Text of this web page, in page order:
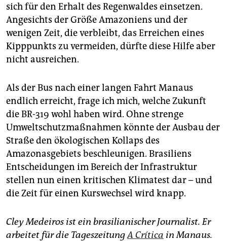
sich für den Erhalt des Regenwaldes einsetzen.
Angesichts der Größe Amazoniens und der
wenigen Zeit, die verbleibt, das Erreichen eines
Kipppunkts zu vermeiden, dürfte diese Hilfe aber
nicht ausreichen.
Als der Bus nach einer langen Fahrt Manaus
endlich erreicht, frage ich mich, welche Zukunft
die BR-319 wohl haben wird. Ohne strenge
Umweltschutzmaßnahmen könnte der Ausbau der
Straße den ökologischen Kollaps des
Amazonasgebiets beschleunigen. Brasiliens
Entscheidungen im Bereich der Infrastruktur
stellen nun einen kritischen Klimatest dar – und
die Zeit für einen Kurswechsel wird knapp.
Cley Medeiros ist ein brasilianischer Journalist. Er
arbeitet für die TageszeitungA Crítica in Manaus.